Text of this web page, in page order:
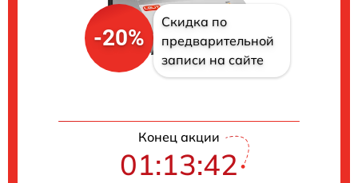
-20%
Скидка по
предварительной
записи на сайте
Конец акции
01:13:41